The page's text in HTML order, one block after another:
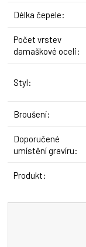
Délka čepele:
Počet vrstev
damaškové oceli:
Styl:
Broušení:
Doporučené
umístění gravíru:
Produkt: